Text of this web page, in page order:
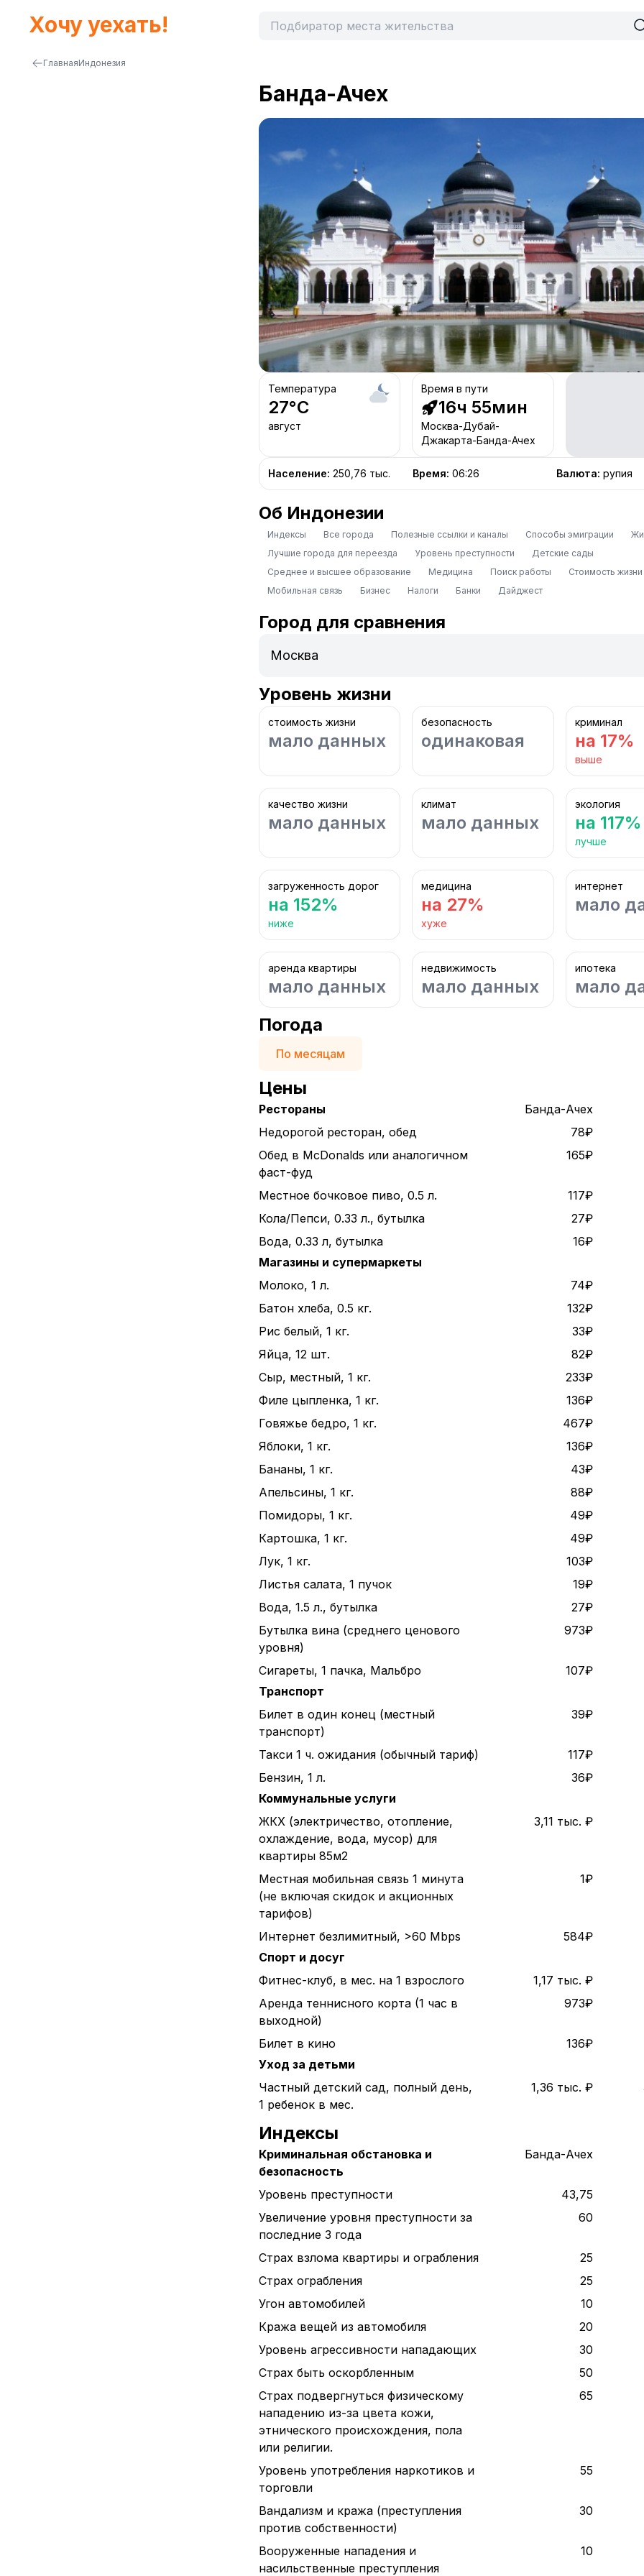
Хочу уехать!
ГлавнаяИндонезия
Банда-Ачех
Температура
27°C
август
Время в пути
16ч 55мин
Москва-Дубай-
Джакарта-Банда-Ачех
Население: 250,76 тыс. Время: 06:26 Валюта: рупия
Об Индонезии
Индексы Все города Полезные ссылки и каналы Способы эмиграции
Лучшие города для переезда
Уровень преступности
Детские сады
Среднее и высшее образование
Медицина Поиск работы
Стоимость жизни
Мобильная связь
Бизнес Налоги Банки Дайджест
Город для сравнения
Уровень жизни
стоимость жизни
мало данных
безопасность
одинаковая
криминал
на 17%
выше
качество жизни
мало данных
климат
мало данных
экология
на 117%
лучше
загруженность дорог
на 152%
ниже
медицина
на 27%
хуже
интернет
мало
аренда квартиры
мало данных
недвижимость
мало данных
ипотека
мало
Погода
По месяцам
Цены
Рестораны Банда-Ачех
Недорогой ресторан, обед
78₽
Обед в McDonalds или аналогичном
фаст-фуд
165₽
Местное бочковое пиво, 0.5 л. 117₽
Кола/Пепси, 0.33 л., бутылка
27₽
Вода, 0.33 л, бутылка
16₽
Магазины и супермаркеты
Молоко, 1 л.
74₽
Батон хлеба, 0.5 кг.
132₽
Рис белый, 1 кг.
33₽
Яйца, 12 шт.
82₽
Сыр, местный, 1 кг.
233₽
Филе цыпленка, 1 кг.
136₽
Говяжье бедро, 1 кг.
467₽
Яблоки, 1 кг.
136₽
Бананы, 1 кг.
43₽
Апельсины, 1 кг.
88₽
Помидоры, 1 кг.
49₽
Картошка, 1 кг.
49₽
Лук, 1 кг.
103₽
Листья салата, 1 пучок
19₽
Вода, 1.5 л., бутылка
27₽
Бутылка вина (среднего ценового
уровня)
973₽
Сигареты, 1 пачка, Мальбро 107₽
Транспорт
Билет в один конец (местный
транспорт)
39₽
Такси 1 ч. ожидания (обычный тариф) 117₽
Бензин, 1 л.
36₽
Коммунальные услуги
ЖКХ (электричество, отопление,
охлаждение, вода, мусор) для
квартиры 85м2
3,11 тыс. ₽
Местная мобильная связь 1 минута
(не включая скидок и акционных
тарифов)
1₽
Интернет безлимитный, >60 Mbps 584₽
Спорт и досуг
Фитнес-клуб, в мес. на 1 взрослого
1,17 тыс. ₽
Аренда теннисного корта (1 час в
выходной)
973₽
Билет в кино 136₽
Уход за детьми
Частный детский сад, полный день,
1 ребенок в мес.
1,36 тыс. ₽
Индексы
Криминальная обстановка и
безопасность
Банда-Ачех
Уровень преступности 43,75
Увеличение уровня преступности за
последние 3 года
60
Страх взлома квартиры и ограбления 25
Страх ограбления
25
Угон автомобилей
10
Кража вещей из автомобиля
20
Уровень агрессивности нападающих
30
Страх быть оскорбленным
50
Страх подвергнуться физическому
нападению из-за цвета кожи,
этнического происхождения, пола
или религии.
65
Уровень употребления наркотиков и
торговли
55
Вандализм и кража (преступления
против собственности)
30
Вооруженные нападения и
насильственные преступления
10